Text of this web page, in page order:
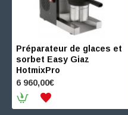
Préparateur de glaces et
sorbet Easy Giaz
HotmixPro
6 960,00€